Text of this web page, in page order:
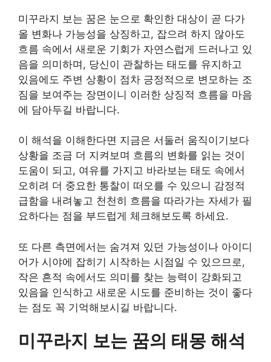
미꾸라지 보는 꿈은 눈으로 확인한 대상이 곧 다가
올 변화나 가능성을 상징하고, 잡으려 하지 않아도
흐름 속에서 새로운 기회가 자연스럽게 드러나고 있
음을 의미하며, 당신이 관찰하는 태도를 유지하고
있음에도 주변 상황이 점차 긍정적으로 변모하는 조
짐을 보여주는 장면이니 이러한 상징적 흐름을 마음
에 담아두길 바랍니다.
이 해석을 이해한다면 지금은 서둘러 움직이기보다
상황을 조금 더 지켜보며 흐름의 변화를 읽는 것이
도움이 되고, 여유를 가지고 바라보는 태도 속에서
오히려 더 중요한 통찰이 떠오를 수 있으니 감정적
급함을 내려놓고 천천히 흐름을 따라가는 자세가 필
요하다는 점을 부드럽게 체크해보도록 하세요.
또 다른 측면에서는 숨겨져 있던 가능성이나 아이디
어가 시야에 잡히기 시작하는 시점일 수 있으므로,
작은 흔적 속에서도 의미를 찾는 능력이 강화되고
있음을 인식하고 새로운 시도를 준비하는 것이 좋다
는 점도 꼭 기억해보시길 바랍니다.
미꾸라지 보는 꿈의 태몽 해석